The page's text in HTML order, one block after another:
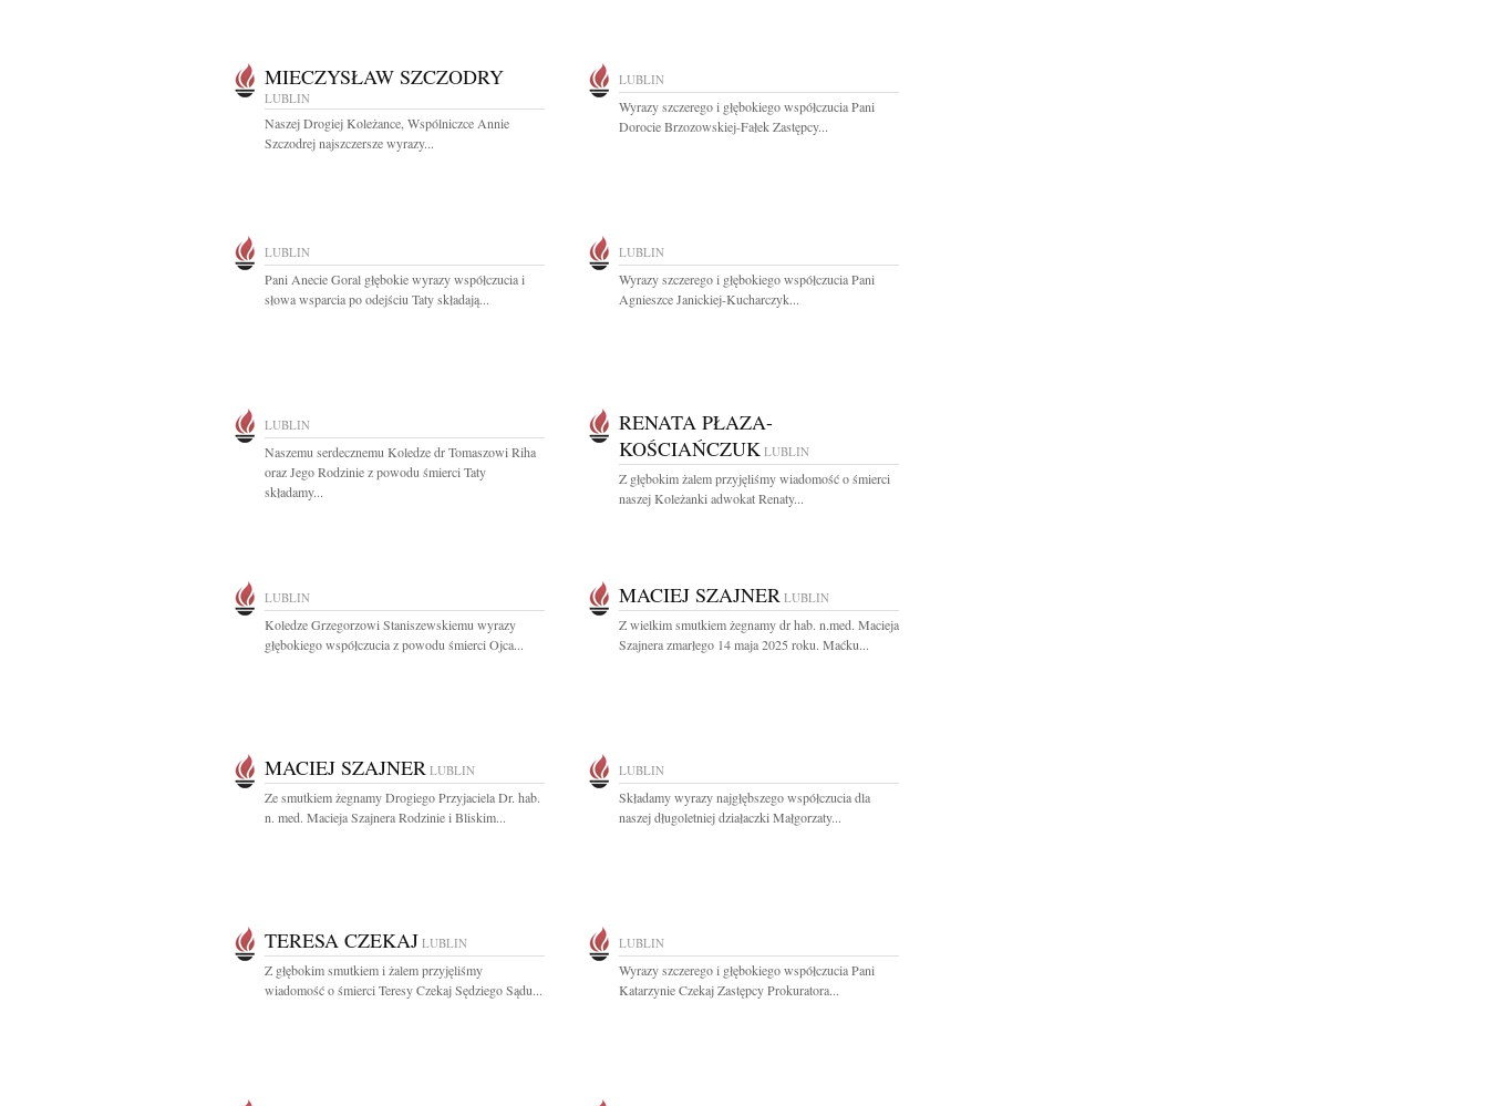
MIECZYSŁAW SZCZODRY
LUBLIN
Naszej Drogiej Koleżance, Wspólniczce Annie
Szczodrej najszczersze wyrazy...
LUBLIN
Wyrazy szczerego i głębokiego współczucia Pani
Dorocie Brzozowskiej-Fałek Zastępcy...
LUBLIN
Pani Anecie Goral głębokie wyrazy współczucia i
słowa wsparcia po odejściu Taty składają...
LUBLIN
Wyrazy szczerego i głębokiego współczucia Pani
Agnieszce Janickiej-Kucharczyk...
LUBLIN
Naszemu serdecznemu Koledze dr Tomaszowi Riha
oraz Jego Rodzinie z powodu śmierci Taty
składamy...
RENATA PŁAZA-
KOŚCIAŃCZUK LUBLIN
Z głębokim żalem przyjęliśmy wiadomość o śmierci
naszej Koleżanki adwokat Renaty...
LUBLIN
Koledze Grzegorzowi Staniszewskiemu wyrazy
głębokiego współczucia z powodu śmierci Ojca...
MACIEJ SZAJNER LUBLIN
Z wielkim smutkiem żegnamy dr hab. n.med. Macieja
Szajnera zmarłego 14 maja 2025 roku. Maćku...
MACIEJ SZAJNER LUBLIN
Ze smutkiem żegnamy Drogiego Przyjaciela Dr. hab.
n. med. Macieja Szajnera Rodzinie i Bliskim...
LUBLIN
Składamy wyrazy najgłębszego współczucia dla
naszej długoletniej działaczki Małgorzaty...
TERESA CZEKAJ LUBLIN
Z głębokim smutkiem i żalem przyjęliśmy
wiadomość o śmierci Teresy Czekaj Sędziego Sądu...
LUBLIN
Wyrazy szczerego i głębokiego współczucia Pani
Katarzynie Czekaj Zastępcy Prokuratora...